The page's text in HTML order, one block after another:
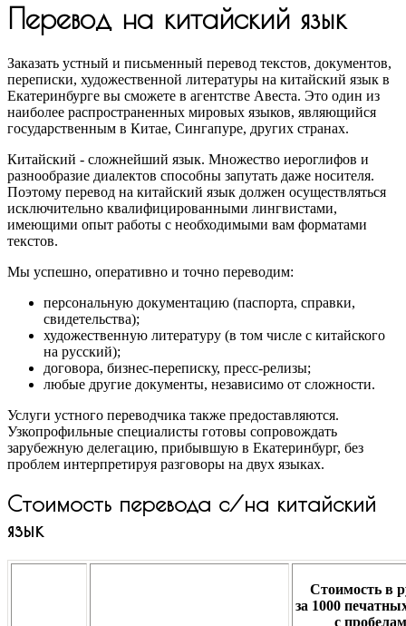
Перевод на китайский язык
Заказать устный и письменный перевод текстов, документов,
переписки, художественной литературы на китайский язык в
Екатеринбурге вы сможете в агентстве Авеста. Это один из
наиболее распространенных мировых языков, являющийся
государственным в Китае, Сингапуре, других странах.
Китайский - сложнейший язык. Множество иероглифов и
разнообразие диалектов способны запутать даже носителя.
Поэтому перевод на китайский язык должен осуществляться
исключительно квалифицированными лингвистами,
имеющими опыт работы с необходимыми вам форматами
текстов.
Мы успешно, оперативно и точно переводим:
персональную документацию (паспорта, справки,
свидетельства);
художественную литературу (в том числе с китайского
на русский);
договора, бизнес-переписку, пресс-релизы;
любые другие документы, независимо от сложности.
Услуги устного переводчика также предоставляются.
Узкопрофильные специалисты готовы сопровождать
зарубежную делегацию, прибывшую в Екатеринбург, без
проблем интерпретируя разговоры на двух языках.
Стоимость перевода с/на китайский
язык
Стоимость в
за 1000
с